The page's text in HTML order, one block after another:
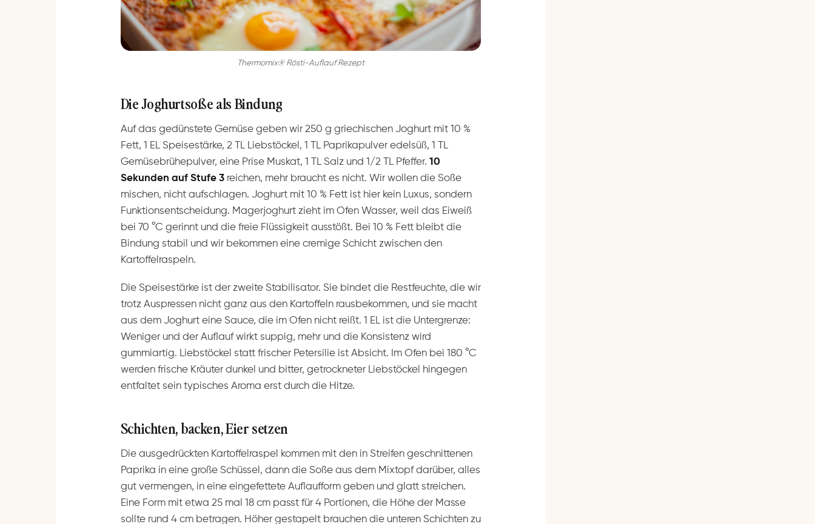
Thermomix® Rösti-Auflauf Rezept
Die Joghurtsoße als Bindung
Auf das gedünstete Gemüse geben wir 250 g griechischen Joghurt mit 10 %
Fett, 1 EL Speisestärke, 2 TL Liebstöckel, 1 TL Paprikapulver edelsüß, 1 TL
Gemüsebrühepulver, eine Prise Muskat, 1 TL Salz und 1/2 TL Pfeffer. 10
Sekunden auf Stufe 3reichen, mehr braucht es nicht. Wir wollen die Soße
mischen, nicht aufschlagen. Joghurt mit 10 % Fett ist hier kein Luxus, sondern
Funktionsentscheidung. Magerjoghurt zieht im Ofen Wasser, weil das Eiweiß
bei 70 °C gerinnt und die freie Flüssigkeit ausstößt. Bei 10 % Fett bleibt die
Bindung stabil und wir bekommen eine cremige Schicht zwischen den
Kartoffelraspeln.
Die Speisestärke ist der zweite Stabilisator. Sie bindet die Restfeuchte, die wir
trotz Auspressen nicht ganz aus den Kartoffeln rausbekommen, und sie macht
aus dem Joghurt eine Sauce, die im Ofen nicht reißt. 1 EL ist die Untergrenze:
Weniger und der Auflauf wirkt suppig, mehr und die Konsistenz wird
gummiartig. Liebstöckel statt frischer Petersilie ist Absicht. Im Ofen bei 180 °C
werden frische Kräuter dunkel und bitter, getrockneter Liebstöckel hingegen
entfaltet sein typisches Aroma erst durch die Hitze.
Schichten, backen, Eier setzen
Die ausgedrückten Kartoffelraspel kommen mit den in Streifen geschnittenen
Paprika in eine große Schüssel, dann die Soße aus dem Mixtopf darüber, alles
gut vermengen, in eine eingefettete Auflaufform geben und glatt streichen.
Eine Form mit etwa 25 mal 18 cm passt für 4 Portionen, die Höhe der Masse
sollte rund 4 cm betragen. Höher gestapelt brauchen die unteren Schichten zu